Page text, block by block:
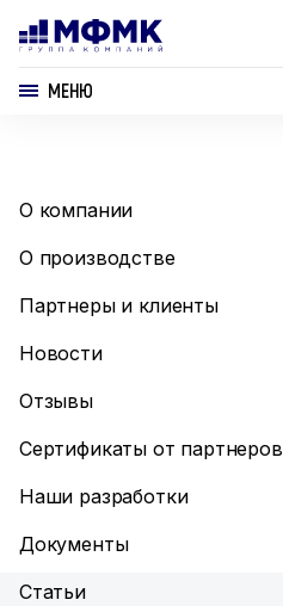
МЕНЮ
О компании
О производстве
Партнеры и клиенты
Новости
Отзывы
Сертификаты от партнеров
Наши разработки
Документы
Статьи